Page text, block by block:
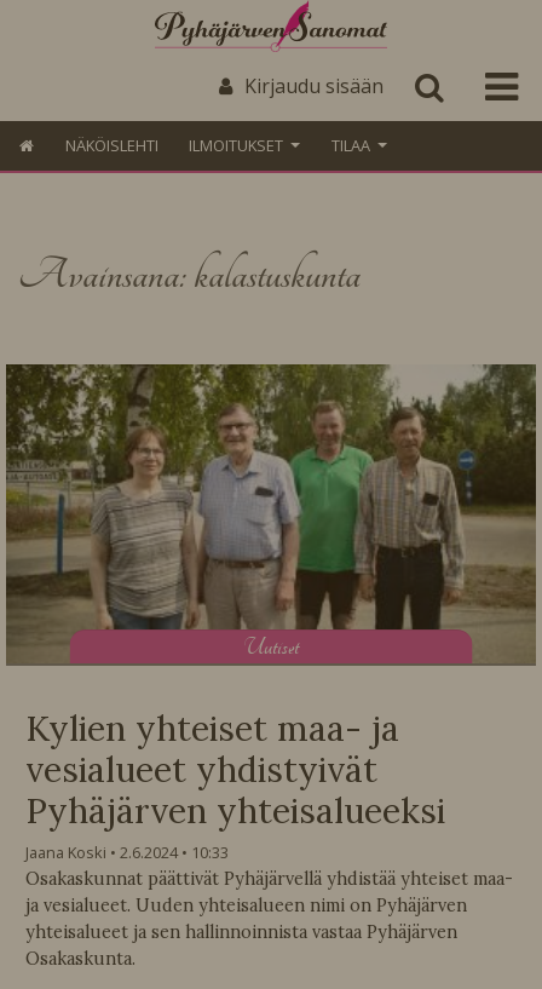
Kirjaudu sisään
NÄKÖISLEHTI ILMOITUKSET TILAA
Avainsana: kalastuskunta
Uutiset
Kylien yhteiset maa- ja
vesialueet yhdistyivät
Pyhäjärven yhteisalueeksi
Jaana Koski 2.6.2024
10:33
Osakaskunnat päättivät Pyhäjärvellä yhdistää yhteiset maa-
ja vesialueet. Uuden yhteisalueen nimi on Pyhäjärven
yhteisalueet ja sen hallinnoinnista vastaa Pyhäjärven
Osakaskunta.